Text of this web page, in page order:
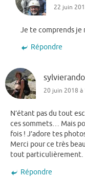
22 juin
Je te comprends je
Répondre
20 juin 2018 à
N’étant pas du tout
ces sommets… Mais
fois ! J’adore tes
Merci pour ce très
tout particulièrement.
Répondre